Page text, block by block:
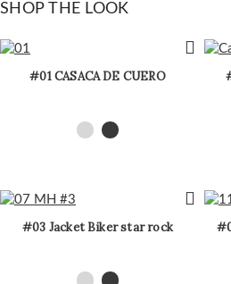
SHOP THE LOOK
#01 CASACA DE CUERO
#03 Jacket Biker star rock